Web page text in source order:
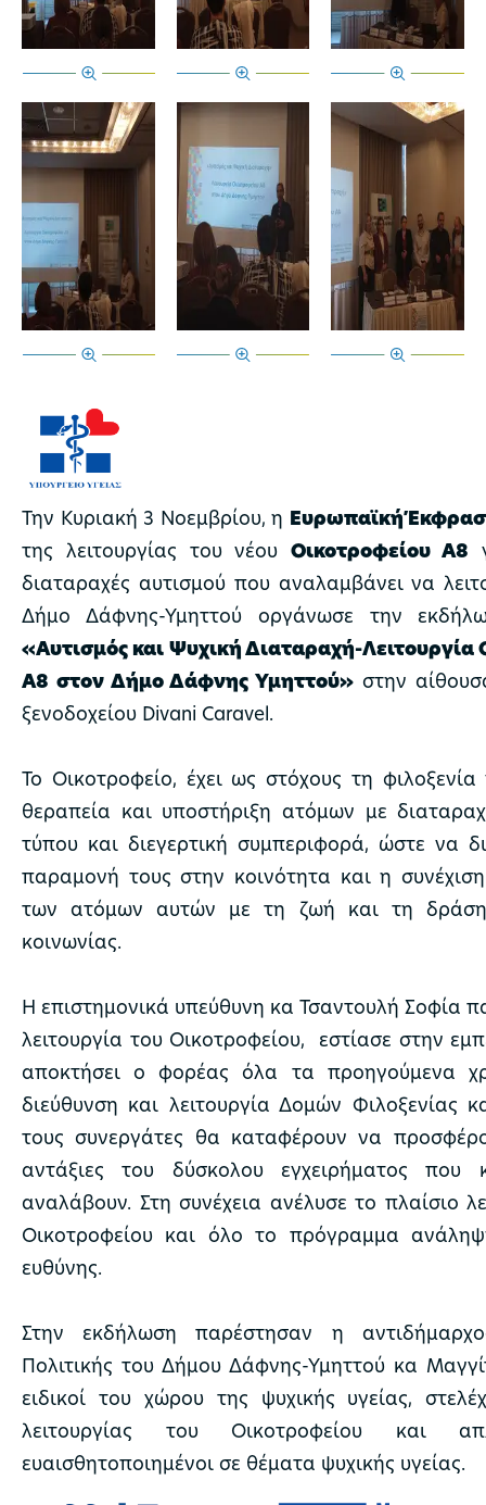
Την Κυριακή 3 Νοεμβρίου, η Ευρωπαϊκή
της λειτουργίας του νέου Οικοτροφείου Α8
διαταραχές αυτισμού που αναλαμβάνει να
Δήμο Δάφνης-Υμηττού οργάνωσε την
«Αυτισμός και Ψυχική Διαταραχή-Λειτουργία
Α8 στον Δήμο Δάφνης Υμηττού» στην
ξενοδοχείου Divani Caravel.
Το Οικοτροφείο, έχει ως στόχους τη φιλοξενία
θεραπεία και υποστήριξη ατόμων με
τύπου και διεγερτική συμπεριφορά, ώστε να
παραμονή τους στην κοινότητα και η
των ατόμων αυτών με τη ζωή και τη δράση
κοινωνίας.
Η επιστημονικά υπεύθυνη κα Τσαντουλή Σοφία
λειτουργία του Οικοτροφείου, εστίασε στην
αποκτήσει ο φορέας όλα τα προηγούμενα
διεύθυνση και λειτουργία Δομών Φιλοξενίας
τους συνεργάτες θα καταφέρουν να
αντάξιες του δύσκολου εγχειρήματος που
αναλάβουν. Στη συνέχεια ανέλυσε το πλαίσιο
Οικοτροφείου και όλο το πρόγραμμα
ευθύνης.
Στην εκδήλωση παρέστησαν η
Πολιτικής του Δήμου Δάφνης-Υμηττού κα
ειδικοί του χώρου της ψυχικής υγείας,
λειτουργίας του Οικοτροφείου και
ευαισθητοποιημένοι σε θέματα ψυχικής υγείας.